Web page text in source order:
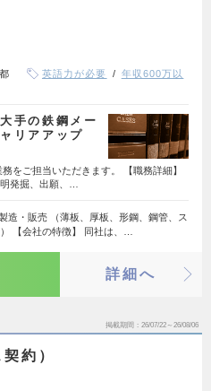
英語力が必要
年収600万以
手の鉄鋼メー
リアアップ
をご担当いただきます。 【職務詳細】
発掘、出願、…
造・販売 （薄板、厚板、形鋼、鋼管、ス
【会社の特徴】 同社は、…
詳細へ
掲載期間 26/07/22～26/08/06
約）